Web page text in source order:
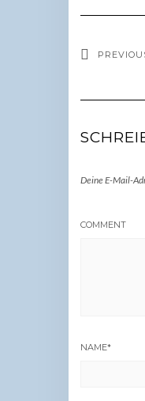
Deine E-Mail-
COMMENT
NAME*